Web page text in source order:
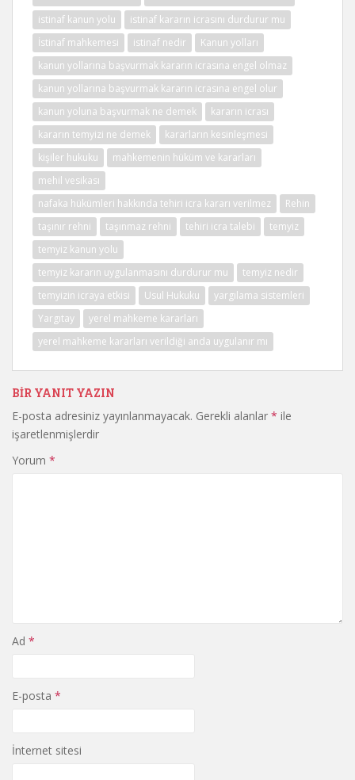
istinaf kanun yolu
istinaf kararın icrasını durdurur mu
İstinaf mahkemesi
istinaf nedir
Kanun yolları
kanun yollarına başvurmak kararın icrasına engel olmaz
kanun yollarına başvurmak kararın icrasına engel olur
kanun yoluna başvurmak ne demek
kararın icrası
kararın temyizi ne demek
kararların kesinleşmesi
kişiler hukuku
mahkemenin hüküm ve kararları
mehil vesikası
nafaka hükümleri hakkında tehiri icra kararı verilmez
Rehin
taşınır rehni
taşınmaz rehni tehiri icra talebi
temyiz
temyiz kanun yolu
temyiz kararın uygulanmasını durdurur mu
temyiz nedir
temyizin icraya etkisi
Usul Hukuku
yargılama sistemleri
Yargıtay
yerel mahkeme kararları
yerel mahkeme kararları verildiği anda uygulanır mı
BIR YANIT YAZIN
E-posta adresiniz yayınlanmayacak. Gerekli alanlar * ile
işaretlenmişlerdir
Yorum *
Ad *
E-posta *
İnternet sitesi